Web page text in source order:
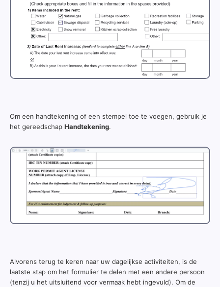
Om een handtekening of een stempel toe te voegen, gebruik je
het gereedschap Handtekening.
Alvorens terug te keren naar uw dagelijkse activiteiten, is de
laatste stap om het formulier te delen met een andere persoon
(tenzij u het uitsluitend voor vermaak hebt ingevuld). Om de